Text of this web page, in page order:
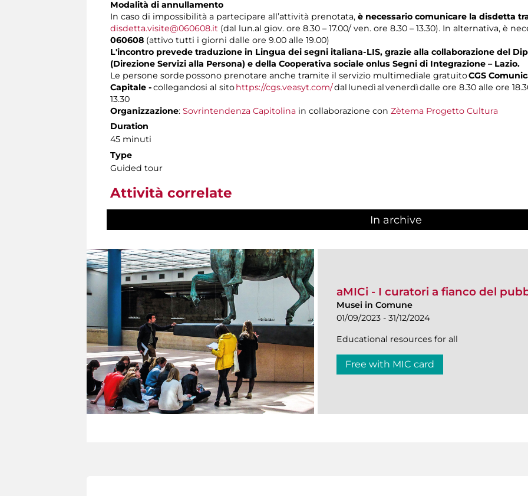
Modalità di annullamento
In caso di impossibilità a partecipare all’attività prenotata, è necessario comunicare la disdetta
disdetta.visite@060608.it (dal lun.al giov. ore 8.30 – 17.00/ ven. ore 8.30 – 13.30). In alternativa, è
060608 (attivo tutti i giorni dalle ore 9.00 alle 19.00)
L'incontro prevede traduzione in Lingua dei segni italiana-LIS, grazie alla collaborazione del
(Direzione Servizi alla Persona) e della Cooperativa sociale onlus Segni di Integrazione – Lazio.
Le persone sorde possono prenotare anche tramite il servizio multimediale gratuitoCGS
Capitale -collegandosi al sitohttps://cgs.veasyt.com/dal lunedì al venerdì dalle ore 8.30 alle ore
13.30
Organizzazione: Sovrintendenza Capitolina in collaborazione con Zètema Progetto Cultura
Duration
45 minuti
Type
Guided tour
Attività correlate
In archive
aMICi - I curatori a fianco del
Musei in Comune
01/09/2023 - 31/12/2024
Educational resources for all
Free with MIC card